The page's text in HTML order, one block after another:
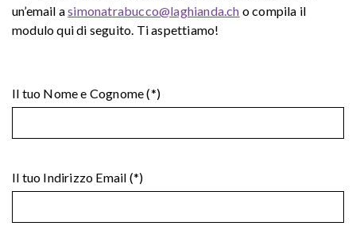
un’email asimonatrabucco@laghianda.ch o compila il
modulo qui di seguito. Ti aspettiamo!
Il tuo Nome e Cognome (*)
Il tuo Indirizzo Email (*)